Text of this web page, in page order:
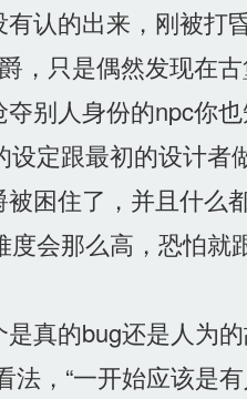
认的出来，刚被打
，只是偶然发现在
别人身份的npc你也
定跟最初的设计者
困住了，并且什么
度会那么高，恐怕
真的bug还是人为
法，“一开始应该是